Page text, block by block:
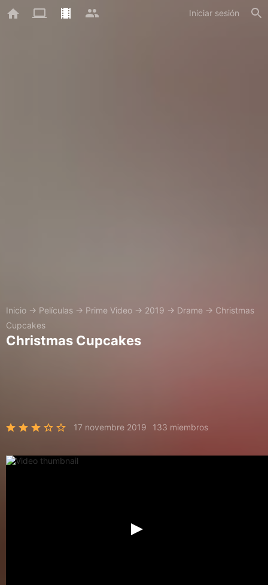
Iniciar sesión
Inicio → Películas → Prime Video → 2019 → Drame → Christmas
Cupcakes
Christmas Cupcakes
17 novembre 2019 133 miembros